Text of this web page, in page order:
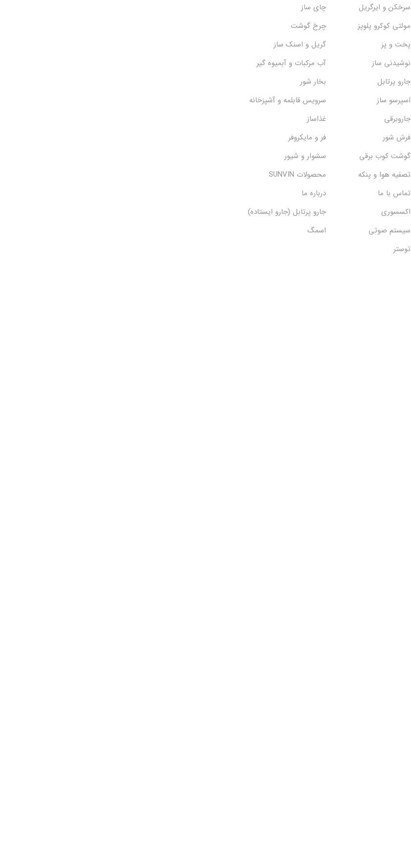
سرخکن و ایرگریل
چای ساز
مولتی کوکرو پلوپز
چرخ گوشت
پخت و پز
گریل و اسنک‌ ساز
نوشیدنی ساز
آب مرکبات و آبمیوه گیر
جارو پرتابل
بخار شور
اسپرسو ساز
سرویس قابلمه و آشپزخانه
جاروبرقی
غذاساز
فرش شور
فر و مایکروفر
گوشت کوب برقی
سشوار و شیور
تصفیه هوا و پنکه
محصولات SUNVIN
تماس با ما
درباره ما
اکسسوری
جارو پرتابل (جارو ایستاده)
سیستم صوتی
اسمگ
توستر